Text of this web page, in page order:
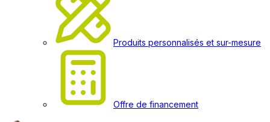
Produits personnalisés et sur-mesure
Offre de financement